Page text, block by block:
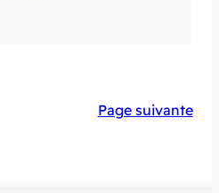
Page suivante